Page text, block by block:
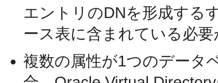
エントリのDNを形成する
ース表に含まれている必
複数の属性が1つのデータ